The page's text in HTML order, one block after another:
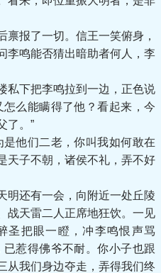
报了一切。信王一笑俯身，
李鸣能否猜出暗助者何人，李
下把李鸣拉到一边，正色说
么能瞒得了他？看起来，今
了。”
他们二老，你叫我如何敢在
天子不朝，诸侯不礼，弄不好
还有一会，向附近一处丘陵
战天雷二人正席地狂饮。一见
圣把眼一瞪，冲李鸣恨声骂
惹得佛爷不耐。你小子也跟
从我们身边夺走，弄得我们终